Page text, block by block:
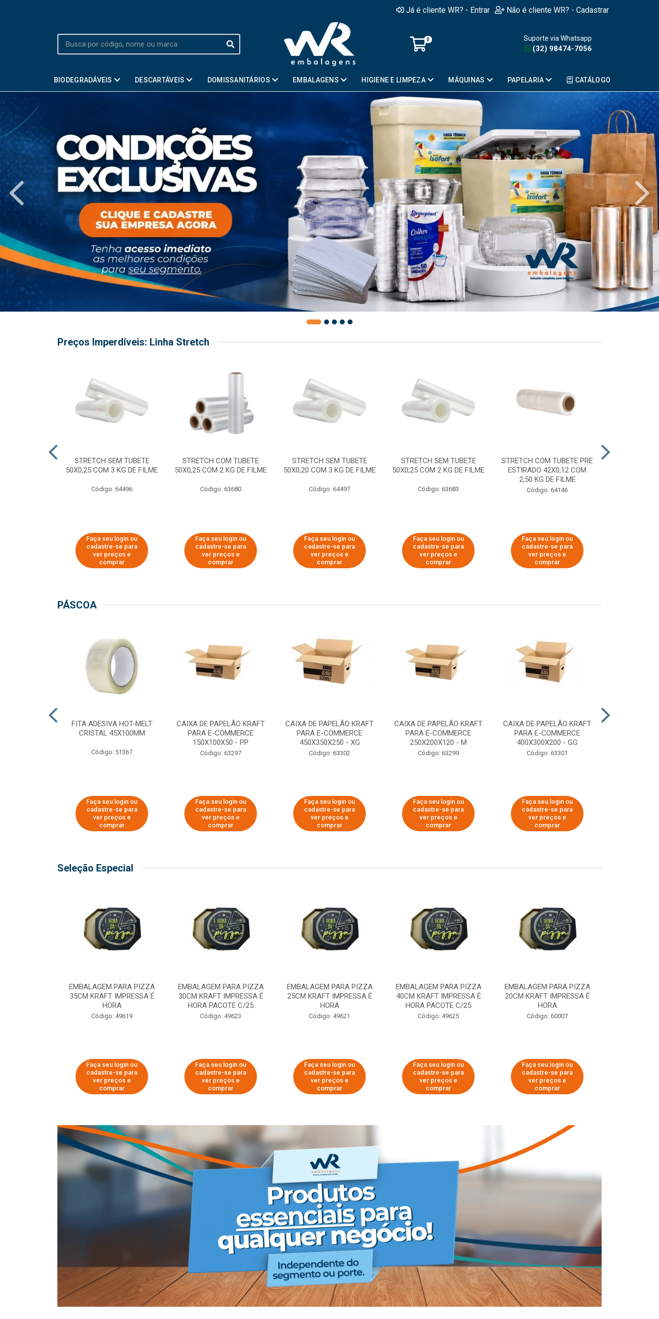
Já é cliente WR? - Entrar Não é cliente WR? - Cadastrar
0 Suporte via Whatsapp
(32) 98474-7056
BIODEGRADÁVEIS DESCARTÁVEIS DOMISSANITÁRIOS EMBALAGENS HIGIENE E LIMPEZA MÁQUINAS PAPELARIA CATÁLOGO
Preços Imperdíveis: Linha Stretch
STRETCH SEM TUBETE
50X0,25 COM 3 KG DE FILME
Código: 64496
Faça seu login ou
cadastre-se para
ver preços e
comprar
STRETCH COM TUBETE
50X0,25 COM 2 KG DE FILME
Código: 63680
Faça seu login ou
cadastre-se para
ver preços e
comprar
STRETCH SEM TUBETE
50X0,20 COM 3 KG DE FILME
Código: 64497
Faça seu login ou
cadastre-se para
ver preços e
comprar
STRETCH SEM TUBETE
50X0,25 COM 2 KG DE FILME
Código: 63683
Faça seu login ou
cadastre-se para
ver preços e
comprar
STRETCH COM TUBETE PRE
ESTIRADO 42X0,12 COM
2,50 KG DE FILME
Código: 64146
Faça seu login ou
cadastre-se para
ver preços e
comprar
PÁSCOA
FITA ADESIVA HOT-MELT
CRISTAL 45X100MM
Código: 51367
Faça seu login ou
cadastre-se para
ver preços e
comprar
CAIXA DE PAPELÃO KRAFT
PARA E-COMMERCE
150X100X50 - PP
Código: 63297
Faça seu login ou
cadastre-se para
ver preços e
comprar
CAIXA DE PAPELÃO KRAFT
PARA E-COMMERCE
450X350X250 - XG
Código: 63302
Faça seu login ou
cadastre-se para
ver preços e
comprar
CAIXA DE PAPELÃO KRAFT
PARA E-COMMERCE
250X200X120 - M
Código: 63299
Faça seu login ou
cadastre-se para
ver preços e
comprar
CAIXA DE PAPELÃO KRAFT
PARA E-COMMERCE
400X300X200 - GG
Código: 63301
Faça seu login ou
cadastre-se para
ver preços e
comprar
Seleção Especial
EMBALAGEM PARA PIZZA
35CM KRAFT IMPRESSA É
HORA
Código: 49619
Faça seu login ou
cadastre-se para
ver preços e
comprar
EMBALAGEM PARA PIZZA
30CM KRAFT IMPRESSA É
HORA PACOTE C/25
Código: 49623
Faça seu login ou
cadastre-se para
ver preços e
comprar
EMBALAGEM PARA PIZZA
25CM KRAFT IMPRESSA É
HORA
Código: 49621
Faça seu login ou
cadastre-se para
ver preços e
comprar
EMBALAGEM PARA PIZZA
40CM KRAFT IMPRESSA É
HORA PACOTE C/25
Código: 49625
Faça seu login ou
cadastre-se para
ver preços e
comprar
EMBALAGEM PARA PIZZA
20CM KRAFT IMPRESSA É
HORA
Código: 60007
Faça seu login ou
cadastre-se para
ver preços e
comprar